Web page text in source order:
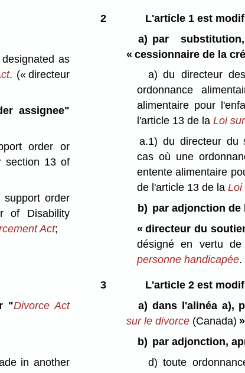
as
. (« directeur
assignee"
order or
section 13 of
support order
of Disability
Act;
2
L'article 1 est
a) par
« cessionnaire de la
a) du directeur
ordonnance
alimentaire pour
l'article 13 de la Loi
a.1) du directeur du
cas où une
entente alimentaire
de l'article 13 de la Loi
b) par adjonction
« directeur du
désigné en vertu
personne handicapée.
"Divorce Act
in another
3
L'article 2 est
a) dans l'alinéa a),
sur le divorce (Canada)
b) par adjonction,
d) toute